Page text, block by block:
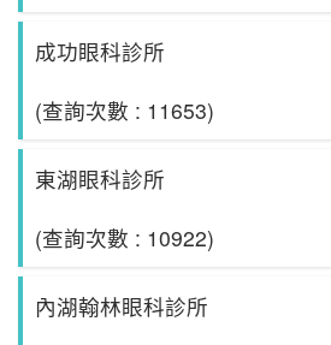
成功眼科診所
(查詢次數 : 11653)
東湖眼科診所
(查詢次數 : 10922)
內湖翰林眼科診所